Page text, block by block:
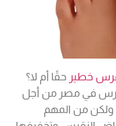
خطير حقًا أم لا؟
نقرس في مصر من أجل
ولكن من المهم